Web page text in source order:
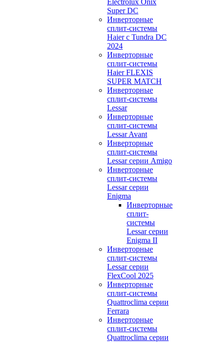
Electrolux Onix
Super DC
Инверторные
сплит-системы
Haier c Tundra DC
2024
Инверторные
сплит-системы
Haier FLEXIS
SUPER MATCH
Инверторные
сплит-системы
Lessar
Инверторные
сплит-системы
Lessar Avant
Инверторные
сплит-системы
Lessar серии Amigo
Инверторные
сплит-системы
Lessar серии
Enigma
Инверторные
сплит-
системы
Lessar серии
Enigma II
Инверторные
сплит-системы
Lessar серии
FlexCool 2025
Инверторные
сплит-системы
Quattroclima серии
Ferrara
Инверторные
сплит-системы
Quattroclima серии